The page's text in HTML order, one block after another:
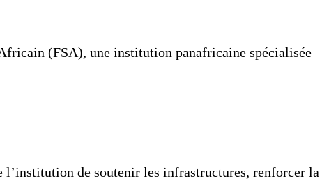
(FSA), une institution panafricaine spécialisée
de soutenir les infrastructures, renforcer la